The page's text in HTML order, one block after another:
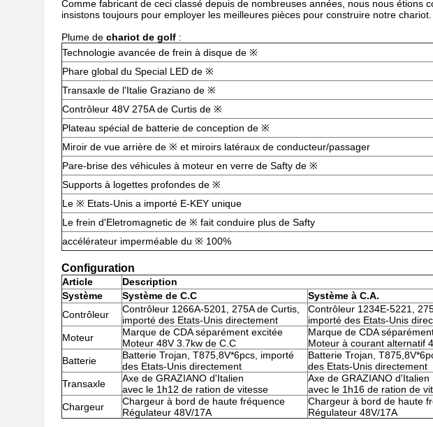
Comme fabricant de ceci classé depuis de nombreuses années, nous nous étions
insistons toujours pour employer les meilleures pièces pour construire notre
Plume de chariot de golf :
Technologie avancée de frein à disque de ※
Phare global du Special LED de ※
Transaxle de l'Italie Graziano de ※
Contrôleur 48V 275A de Curtis de ※
Plateau spécial de batterie de conception de ※
Miroir de vue arrière de ※ et miroirs latéraux de conducteur/passager
Pare-brise des véhicules à moteur en verre de Safty de ※
Supports à logettes profondes de ※
Le ※ Etats-Unis a importé E-KEY unique
Le frein d'Eletromagnetic de ※ fait conduire plus de Safty
accélérateur imperméable du ※ 100%
Configuration
Article
Description
Système
Système de C.C
Système à C.A.
Contrôleur
Contrôleur 1266A-5201, 275A de Curtis,
importé des Etats-Unis directement
Contrôleur 1234E-5221,
importé des Etats-Unis
Moteur
Marque de CDA séparément excitée
Moteur 48V 3.7kw de C.C
Marque de CDA
Moteur à courant alternatif
Batterie
Batterie Trojan, T875,8V*6pcs, importé
des Etats-Unis directement
Batterie Trojan,
des Etats-Unis directement
Transaxle
Axe de GRAZIANO d'Italien
avec le 1h12 de ration de vitesse
Axe de GRAZIANO d'Italien
avec le 1h16 de ration de
Chargeur
Chargeur à bord de haute fréquence
Régulateur 48V/17A
Chargeur à bord de haute
Régulateur 48V/17A